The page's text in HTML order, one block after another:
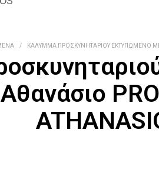
/ ΚΆΛΥΜΜΑ ΠΡΟΣΚΥΝΗΤΑΡΙΟΎ ΕΚΤΥΠΩΜΈΝΟ ΜΕ